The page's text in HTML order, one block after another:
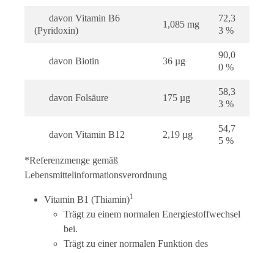
davon Vitamin B6
(Pyridoxin)
1,085 mg
72,3
3 %
davon Biotin 36 µg
90,0
0 %
davon Folsäure 175 µg
58,3
3 %
davon Vitamin B12 2,19 µg
54,7
5 %
*Referenzmenge gemäß
Lebensmittelinformationsverordnung
Vitamin B1 (Thiamin)1
Trägt zu einem normalen Energiestoffwechsel
bei.
Trägt zu einer normalen Funktion des